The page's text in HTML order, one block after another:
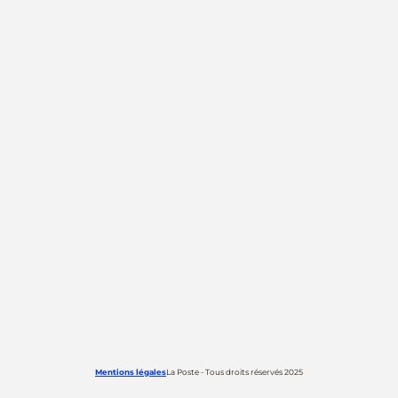
Mentions légalesLa Poste - Tous droits réservés 2025